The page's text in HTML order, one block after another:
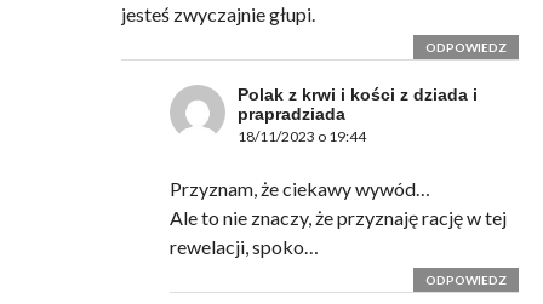
jesteś zwyczajnie głupi.
ODPOWIEDZ
Polak z krwi i kości z dziada i
prapradziada
18/11/2023 o 19:44
Przyznam, że ciekawy wywód…
Ale to nie znaczy, że przyznaję rację w tej
rewelacji, spoko…
ODPOWIEDZ